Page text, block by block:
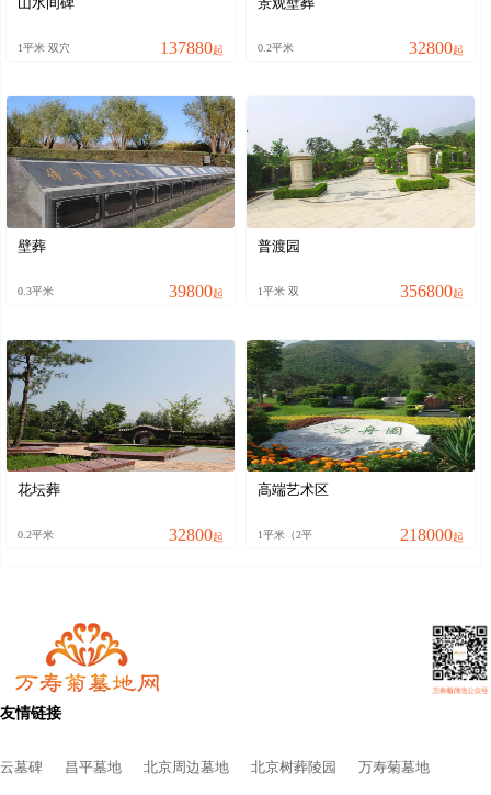
山水间碑
1平米 双穴 137880起
景观壁葬
0.2平米 32800起
壁葬
0.3平米 39800起
普渡园
1平米 双 356800起
花坛葬
0.2平米 32800起
高端艺术区
1平米（2平 218000起
友情链接
云墓碑 昌平墓地 北京周边墓地 北京树葬陵园 万寿菊墓地